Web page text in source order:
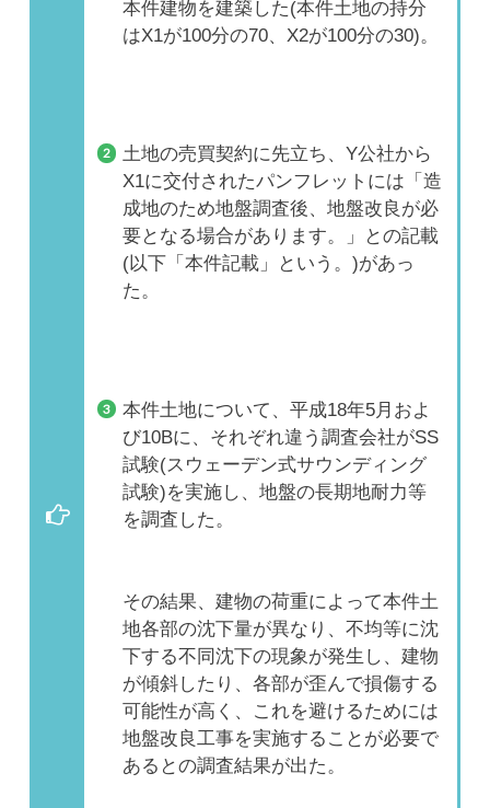
本件建物を建築した(本件土地の持分
はX1が100分の70、X2が100分の30)。
土地の売買契約に先立ち、Y公社から
X1に交付されたパンフレットには「造
成地のため地盤調査後、地盤改良が必
要となる場合があります。」との記載
(以下「本件記載」という。)があっ
た。
本件土地について、平成18年5月およ
び10Bに、それぞれ違う調査会社がSS
試験(スウェーデン式サウンディング
試験)を実施し、地盤の長期地耐力等
を調査した。
その結果、建物の荷重によって本件土
地各部の沈下量が異なり、不均等に沈
下する不同沈下の現象が発生し、建物
が傾斜したり、各部が歪んで損傷する
可能性が高く、これを避けるためには
地盤改良工事を実施することが必要で
あるとの調査結果が出た。